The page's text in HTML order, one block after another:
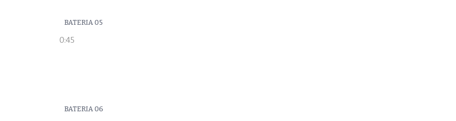
BATERIA 05
0:45
BATERIA 06